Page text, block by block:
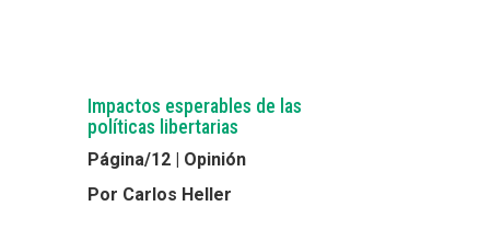
Impactos esperables de las
políticas libertarias
Página/12 | Opinión
Por Carlos Heller